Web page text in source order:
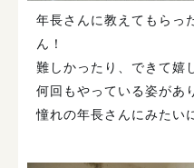
年長さんに教えてもらっ
ん！
難しかったり、できて嬉
何回もやっている姿があ
憧れの年長さんにみたい